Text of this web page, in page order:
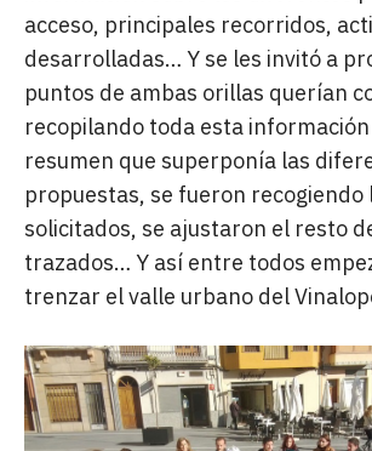
acceso, principales recorridos,
desarrolladas… Y se les invitó a
puntos de ambas orillas querían
recopilando toda esta
resumen que superponía las
propuestas, se fueron recogiendo
solicitados, se ajustaron el resto
trazados… Y así entre todos
trenzar el valle urbano del